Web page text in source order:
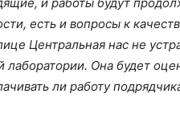
есть и вопросы к
Центральная нас не
лаборатории. Она будет
ли работу